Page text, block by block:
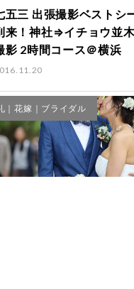
五三 出張撮影ベストシ
来！神社⇒イチョウ並
影 2時間コース＠横浜
｜花嫁｜ブライダル